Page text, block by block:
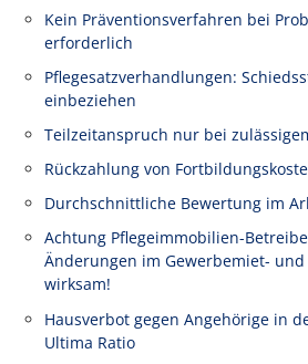
Kein Präventionsverfahren bei
erforderlich
Pflegesatzverhandlungen:
einbeziehen
Teilzeitanspruch nur bei
Rückzahlung von
Durchschnittliche Bewertung im
Achtung Pflegeimmobilien-
Änderungen im Gewerbemiet-
wirksam!
Hausverbot gegen Angehörige in
Ultima Ratio